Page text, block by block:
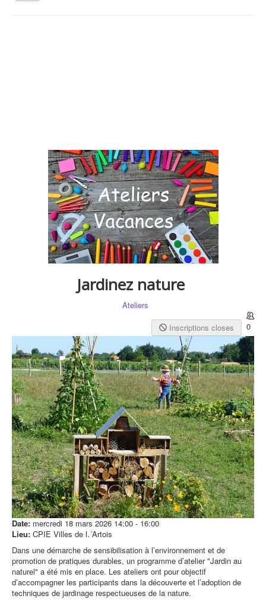
la
Guide Nature Patrimoine Volontaire (GNPV)
Centre de Ressources du Territoire (CRT)
Contact
Bienvenue dans Mon Jardin au Naturel (BMJN)
Jardinez nature
Ateliers
Inscriptions closes
0
Date: mercredi 18 mars 2026 14:00 - 16:00
Lieu: CPIE Villes de l.´Artois
Dans une démarche de sensibilisation à l’environnement et de
promotion de pratiques durables, un programme d’atelier "Jardin au
naturel" a été mis en place. Les ateliers ont pour objectif
d’accompagner les participants dans la découverte et l’adoption de
techniques de jardinage respectueuses de la nature.